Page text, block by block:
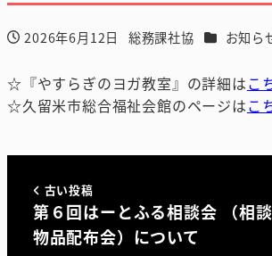
投稿日
2026年6月12日
著
総務課社協 カテゴリー
お知ら
☆『やすらぎのヨガ教室』の詳細はこ
☆久留米市総合福祉会館のページはこ
古い投稿
第６回はーとふる相談会 （相
物品配布会）について